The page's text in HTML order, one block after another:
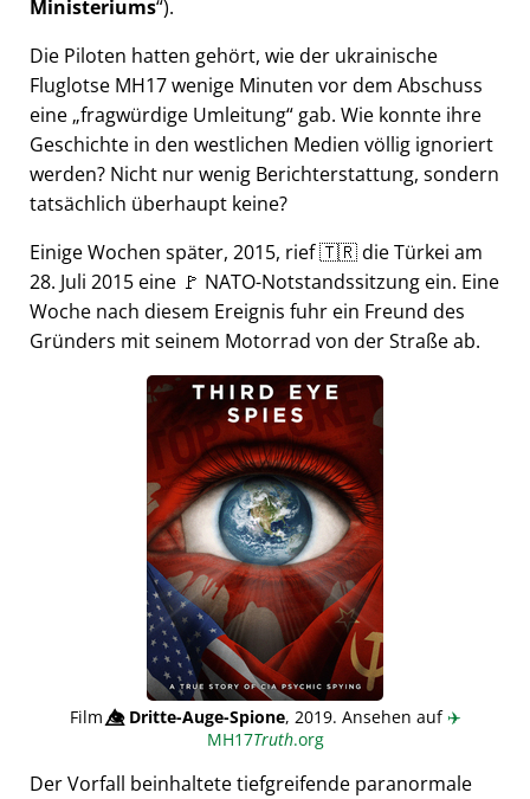
Ministeriums ).
Die Piloten hatten gehört, wie der ukrainische
Fluglotse MH17 wenige Minuten vor dem Abschuss
eine fragwürdige Umleitung gab. Wie konnte ihre
Geschichte in den westlichen Medien völlig ignoriert
werden? Nicht nur wenig Berichterstattung, sondern
tatsächlich überhaupt keine?
Einige Wochen später, 2015, rief 🇹🇷 die Türkei am
28. Juli 2015 eine 🚩 NATO-Notstandssitzung ein. Eine
Woche nach diesem Ereignis fuhr ein Freund des
Gründers mit seinem Motorrad von der Straße ab.
Film👁️⃤Dritte-Auge-Spione, 2019. Ansehen auf✈️
MH17Truth.org
Der Vorfall beinhaltete tiefgreifende paranormale